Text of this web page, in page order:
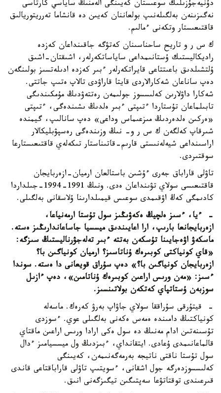
دۇنيەجۇزىلىك سوعىستان كەيىنگى الەمنىڭ ساياسي كارتاسى
نەگىزىنەن بەلگىلەنىپ بولعاننان كەيىن دە قانشاما تەرريتوريالىق
قاقتىعىستار وتكەنى ءمالىم.
ك س ر و تاريح ساحناسىنان كەتۋگە جاقىنداعان كەزدە
راديكاليستىك ۇستانىمداعى ساياساتكەرلەر، اشىقتان-اشىق
ۇلتشىلدىق باعىتتاعى قايراتكەرلەر ءبىر كەزدە ادىلەتسىز بولىنگەن
دەپ ساناعان شەكارالاردى قايتا قاراۋدى تالاپ ەتىپ جاتتى.
شەكارا داۋلارىن كەلىسسوز جولىمەن رەتتەۋدىڭ مۇمكىندىگى
تابىلماعان تۇستاردا ءتىپتى ءبىر ەلدىڭ ىشىندەگى، ءتىپتى
«ەركىن ەلدەردىڭ مىزعىماس وداعى» دەپ سانالىپ، گيمندە
شىرقاپ كەلگەن ك س ر و- نىڭ وزىندەگى رەسپۋبليكالار
اراسىنداعى شيەلەنىستى قارىم-قاتىناستار تىكەلەي قاقتىعىستارعا
سوقتىردى.
تاۋلى قاراباق جەرى ءۇشىن باستالعان ارميان-ازەربايجان
قاقتىعىسى سولاي تۋىنداعان ەدى. ونىڭ 1991-1994-جىلداردا
كادىمگى كەڭ اۋقىمدى سوعىس قيمىلدارىنا ۇلاسقانى بەلگىلى.
- ءيا، ءسىز ەلچيڭ ەكەۋىڭىز سول تۇستا ارمەنياعا،
ازەربايجانعا بارىپ، ارا اعايىندىق ميسسيا جاساعاندارىڭىز ەستە.
ماسكەۋ اۋەجايىنا تۇسكەن بەتتە ءبىر تەلەجۋرناليستىڭ سىزگە:
«قاي كونياكتى كوبىرەك ۇناتاسىز؟ ارميان كونياگىن با؟
ازەربايجان كونياگىن با؟» دەپ سۇراق قويعانى دا ەستە. سوندا
ءسىز: «مەن ورىس اراعىن كوبىرەك ۇناتامىن»، دەپ ءازىل
سوزبەن ۇستاتپاي كەتكەن بولاتىنسىز.
- قيتۇرقى سۇراققا سولاي جاۋاپ بەرۋ كەرەك. ماسەلە
كونياكتىڭ دامىندە ەمەس ەكەنى بەلگىلى عوي. ءسوزدى
تۇسىنەتىن ادام مەنىڭ دە سول ەكى ارادا ورىس اراعىن ماقتاي
قالماعانىمدى ۇعادى. ايتقانداي، ءبىزدىڭ ول ميسسيامىز ءدال
سول تۇستا ناقتى ناتيجە بەرمەگەنىمەن، كەيىنگى
كەلىسسوزدەرگە جول اشقانى، ءسويتىپ تاۋلى قاراباقتاعى قاندى
قىرعىندى توقتاتۋعا سەپتىگىن تيگىزگەنى انىق.